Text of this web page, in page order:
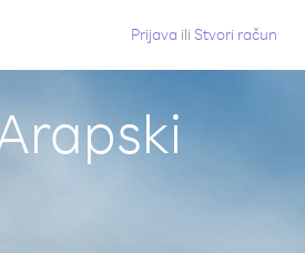
Prijava ili Stvori račun